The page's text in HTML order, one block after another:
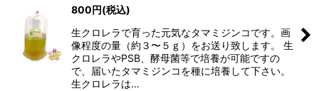
800円(税込)
生クロレラで育った元気なタマミジンコです。画
像程度の量（約３〜５ｇ）をお送り致します。 生
クロレラやPSB、酵母菌等で培養が可能ですの
で、届いたタマミジンコを種に培養して下さい。
生クロレラは…